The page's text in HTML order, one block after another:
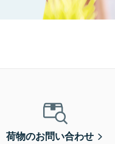
荷物のお問い合わせ